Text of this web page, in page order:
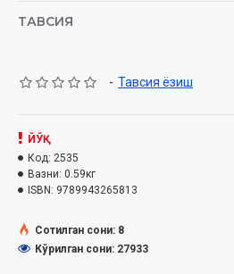
Ўлчами:70×100 1/16 ‎
ТАВСИЯ
- Тавсия ёзиш
ЙЎҚ
Код: 2535
Вазни: 0.59кг
ISBN: 9789943265813
Сотилган сони: 8
Кўрилган сони: 27933